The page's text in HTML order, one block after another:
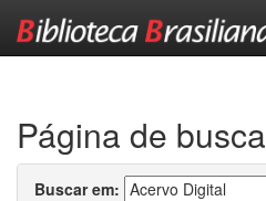
Página de busca
Buscar em: